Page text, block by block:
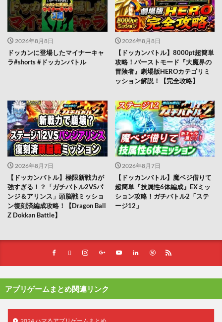
2026年8月8日
ドッカンに登場したマイナーキャ
ラ#shorts #ドッカンバトル
2026年8月8日
【ドッカンバトル】8000pt超簡単
攻略！バーストモード『大魔界の
冒険者』劇場版HEROカテゴリミ
ッション解説！【完全攻略】
2026年8月7日
【ドッカンバトル】極限新戦力が
強すぎる！？「ガチバトル2VSパ
ンジ＆アリンス」頭脳戦ミッショ
ン復刻済編成攻略！【Dragon Ball
Z Dokkan Battle】
2026年8月7日
【ドッカンバトル】魔ベジ借りて
超簡単『技属性6体編成』EXミッ
ション攻略！ガチバトル2「ステ
ージ12」
アプリゲームまとめ関連リンク